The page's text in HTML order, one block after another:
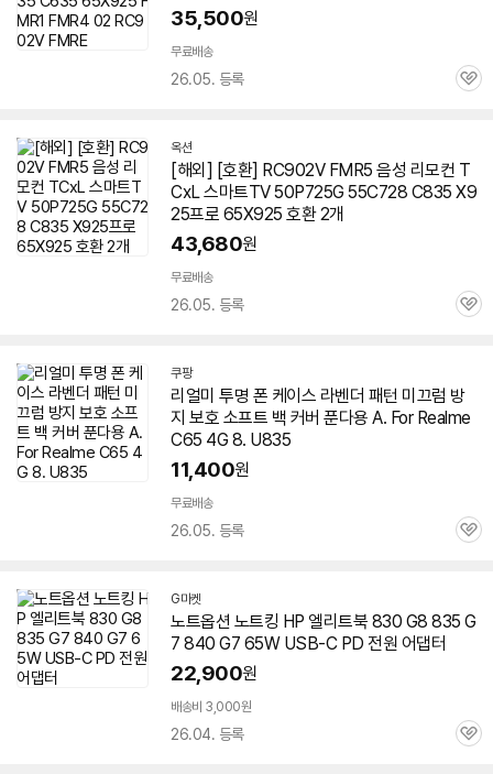
35,500원
무료배송
26.05. 등록
관
옥션
[해외] [호환] RC902V FMR5 음성 리모컨 T
CxL 스마트TV 50P725G 55C728 C835 X9
25프로 65X925 호환 2개
43,680원
무료배송
26.05. 등록
관
쿠팡
리얼미 투명 폰 케이스 라벤더 패턴 미끄럼 방
지 보호 소프트 백 커버 푼다용 A. For Realme
C65 4G 8. U835
11,400원
무료배송
26.05. 등록
관
G마켓
노트옵션 노트킹 HP 엘리트북 830 G8 835 G
7 840 G7 65W USB-C PD 전원 어댑터
22,900원
배송비 3,000원
26.04. 등록
관